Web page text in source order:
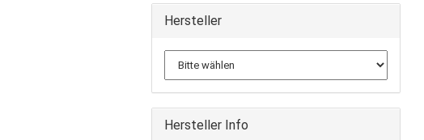
Hersteller
Hersteller Info